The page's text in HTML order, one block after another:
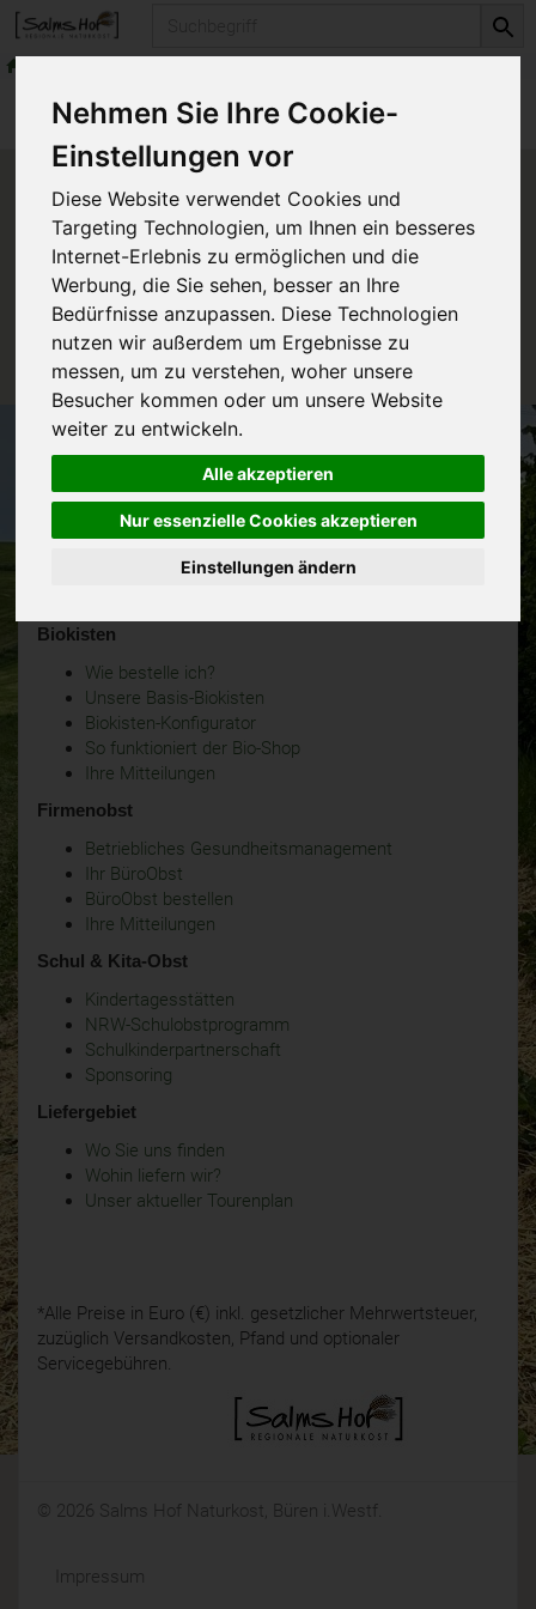
Nehmen Sie Ihre Cookie-
Einstellungen vor
Diese Website verwendet Cookies und
Targeting Technologien, um Ihnen ein besseres
Internet-Erlebnis zu ermöglichen und die
Werbung, die Sie sehen, besser an Ihre
Bedürfnisse anzupassen. Diese Technologien
nutzen wir außerdem um Ergebnisse zu
messen, um zu verstehen, woher unsere
Besucher kommen oder um unsere Website
weiter zu entwickeln.
Alle akzeptieren
Nur essenzielle Cookies akzeptieren
Einstellungen ändern
Produkte Vorratskammer
Getreide & Müsli
Getreidekörner & Hülsenfrüchte
Produkt "Flohsamen" nicht
verfügbar.
Das von Ihnen gesuchte Produkt ist leider zur Zeit
nicht verfügbar.
Biokisten
Wie bestelle ich?
Unsere Basis-Biokisten
Biokisten-Konfigurator
So funktioniert der Bio-Shop
Ihre Mitteilungen
Firmenobst
Betriebliches Gesundheitsmanagement
Ihr BüroObst
BüroObst bestellen
Ihre Mitteilungen
Schul & Kita-Obst
Kindertagesstätten
NRW-Schulobstprogramm
Schulkinderpartnerschaft
Sponsoring
Liefergebiet
Wo Sie uns finden
Wohin liefern wir?
Unser aktueller Tourenplan
*Alle Preise in Euro (€) inkl. gesetzlicher Mehrwertsteuer,
zuzüglich Versandkosten, Pfand und optionaler
Servicegebühren.
© 2026 Salms Hof Naturkost, Büren i.Westf.
Impressum